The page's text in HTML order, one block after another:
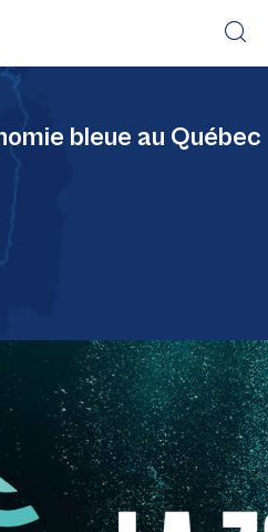
bleue au Québec